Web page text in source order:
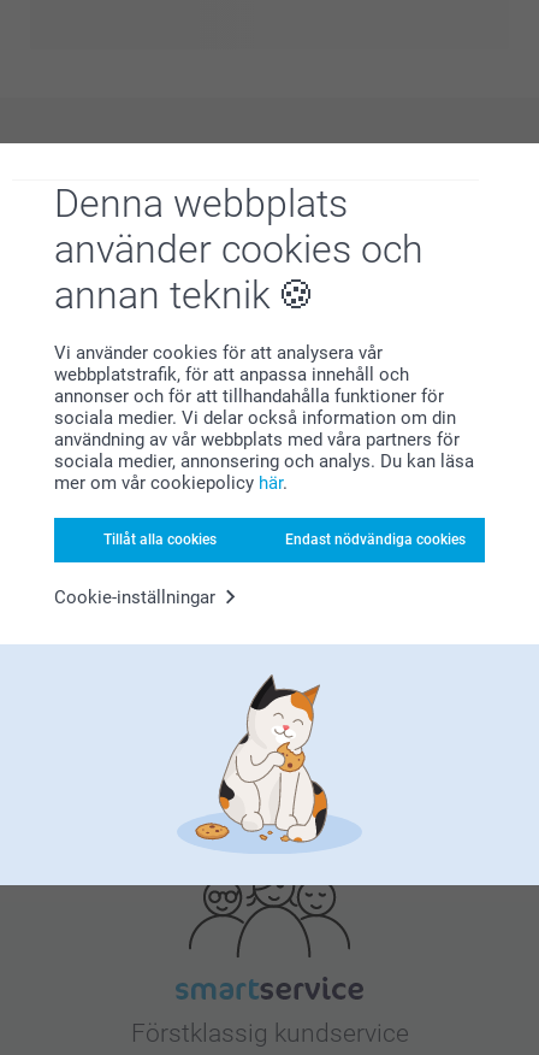
Denna webbplats
använder cookies och
annan teknik
Vi använder cookies för att analysera vår
webbplatstrafik, för att anpassa innehåll och
annonser och för att tillhandahålla funktioner för
sociala medier. Vi delar också information om din
användning av vår webbplats med våra partners för
sociala medier, annonsering och analys. Du kan läsa
mer om vår cookiepolicy här.
Tillåt alla cookies Endast nödvändiga cookies
Cookie-inställningar
smartphoto
Nöjd kundgaranti
Bonus på alla dina köp
Letar du efter inspiration?
Förstklassig kundservice